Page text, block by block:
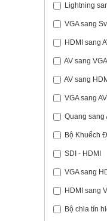
Lightning
VGA sang
HDMI sang
AV sang VGA
AV sang
VGA sang AV
Quang sang
Bộ Khuếch
SDI - HDMI
VGA sang
HDMI sang
Bộ chia tín